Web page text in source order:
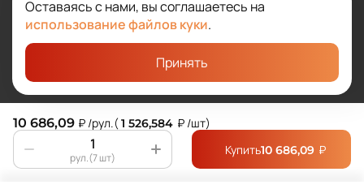
10 686,09 ₽ /рул.(1 526,584 ₽ /шт)
рул.(7 шт)
Купить10 686,09 ₽
Оставаясь с нами, вы соглашаетесь на
использование файлов куки.
Принять
Политика обработки персональных данных